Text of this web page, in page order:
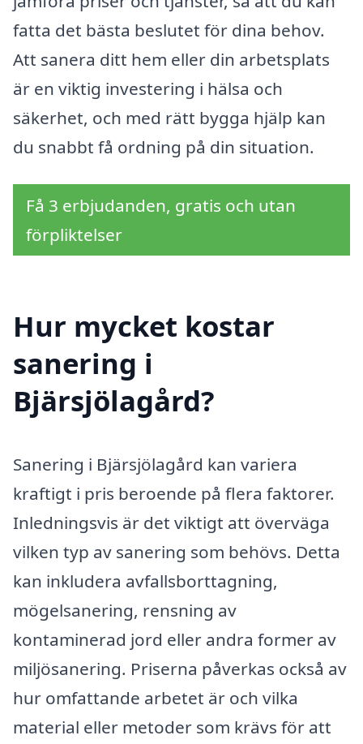
fatta det bästa beslutet för dina behov.
Att sanera ditt hem eller din arbetsplats
är en viktig investering i hälsa och
säkerhet, och med rätt bygga hjälp kan
du snabbt få ordning på din situation.
Få 3 erbjudanden, gratis och utan
förpliktelser
Hur mycket kostar
sanering i
Bjärsjölagård?
Sanering i Bjärsjölagård kan variera
kraftigt i pris beroende på flera faktorer.
Inledningsvis är det viktigt att överväga
vilken typ av sanering som behövs. Detta
kan inkludera avfallsborttagning,
mögelsanering, rensning av
kontaminerad jord eller andra former av
miljösanering. Priserna påverkas också av
hur omfattande arbetet är och vilka
material eller metoder som krävs för att